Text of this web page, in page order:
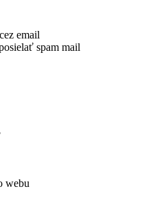
email
spam mail
webu